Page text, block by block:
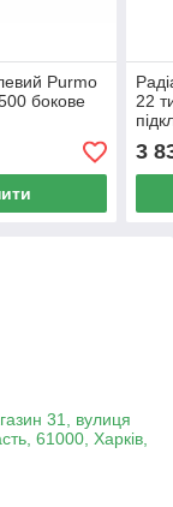
Purmo
бокове
22
3
31, вулиця
61000, Харків,